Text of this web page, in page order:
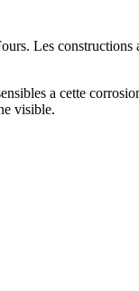
Les
a cette
visible.